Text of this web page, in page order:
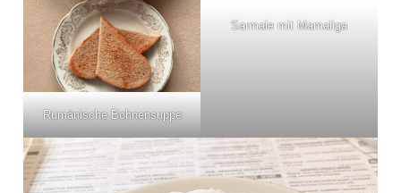
Rumänische Bohnensuppe
Sarmale mit Mamaliga